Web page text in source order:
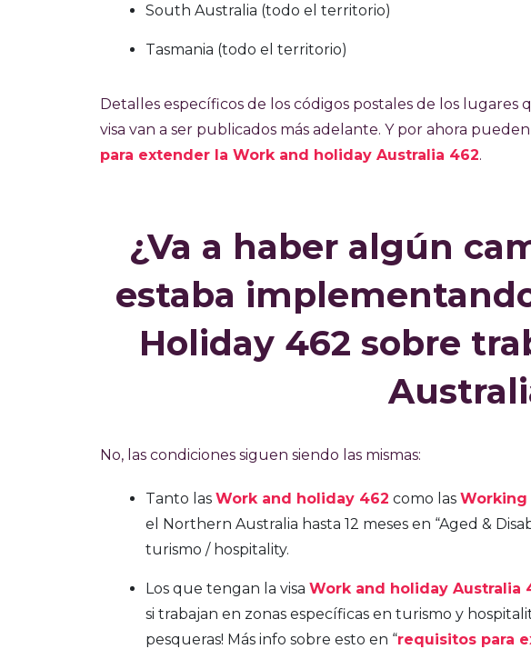
South Australia (todo el territorio)
Tasmania (todo el territorio)
Detalles específicos de los códigos postales de los
visa van a ser publicados más adelante. Y por ahora
para extender la Work and holiday Australia 462.
¿Va a haber algún
estaba
Holiday 462 sobre
No, las condiciones siguen siendo las mismas:
Tanto las Work and holiday 462 como las Working
el Northern Australia hasta 12 meses en “Aged &
turismo / hospitality.
Los que tengan la visa Work and holiday Australia
si trabajan en zonas específicas en turismo y
pesqueras! Más info sobre esto en “requisitos para